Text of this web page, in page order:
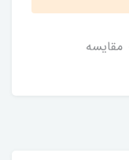
مقایسه